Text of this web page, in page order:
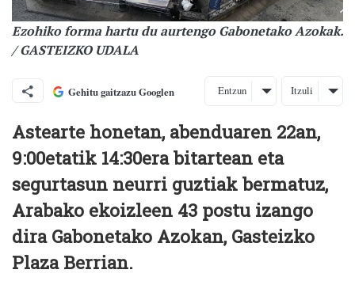
Ezohiko forma hartu du aurtengo Gabonetako Azokak.
/ GASTEIZKO UDALA
Gehitu gaitzazu Googlen Entzun Itzuli
Astearte honetan, abenduaren 22an,
9:00etatik 14:30era bitartean eta
segurtasun neurri guztiak bermatuz,
Arabako ekoizleen 43 postu izango
dira Gabonetako Azokan, Gasteizko
Plaza Berrian.